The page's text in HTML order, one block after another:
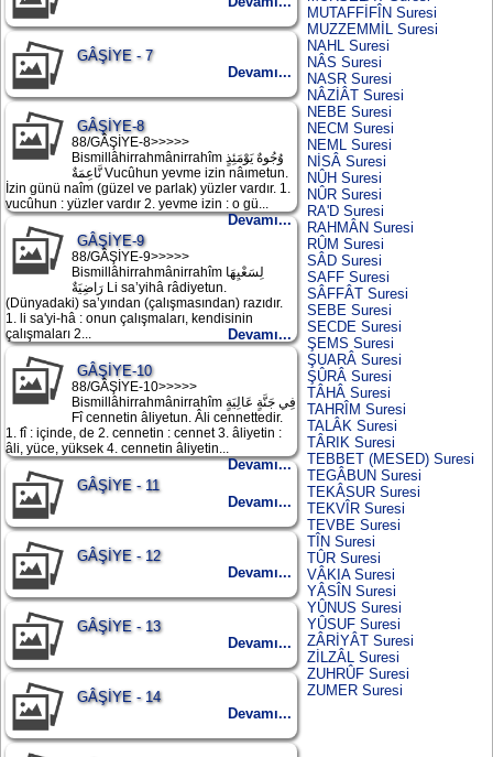
GÂŞİYE - 7
Devamı...
GÂŞİYE-8
88/GÂŞİYE-8>>>>>
Bismillâhirrahmânirrahîm وُجُوهٌ يَوْمَئِذٍ
نَّاعِمَةٌ Vucûhun yevme izin nâımetun.
İzin günü naîm (güzel ve parlak) yüzler vardır. 1.
vucûhun : yüzler vardır 2. yevme izin : o gü...
Devamı...
GÂŞİYE-9
88/GÂŞİYE-9>>>>>
Bismillâhirrahmânirrahîm لِسَعْيِهَا
رَاضِيَةٌ Li sa’yihâ râdiyetun.
(Dünyadaki) sa’yından (çalışmasından) razıdır.
1. li sa'yi-hâ : onun çalışmaları, kendisinin
çalışmaları 2...
Devamı...
GÂŞİYE-10
88/GÂŞİYE-10>>>>>
Bismillâhirrahmânirrahîm فِي جَنَّةٍ عَالِيَةٍ
Fî cennetin âliyetun. Âli cennettedir.
1. fî : içinde, de 2. cennetin : cennet 3. âliyetin :
âli, yüce, yüksek 4. cennetin âliyetin...
Devamı...
GÂŞİYE - 11
Devamı...
GÂŞİYE - 12
Devamı...
GÂŞİYE - 13
Devamı...
GÂŞİYE - 14
Devamı...
MUTAFFİFÎN Suresi
MUZZEMMİL Suresi
NAHL Suresi
NÂS Suresi
NASR Suresi
NÂZİÂT Suresi
NEBE Suresi
NECM Suresi
NEML Suresi
NİSÂ Suresi
NÛH Suresi
NÛR Suresi
RA'D Suresi
RAHMÂN Suresi
RÛM Suresi
SÂD Suresi
SAFF Suresi
SÂFFÂT Suresi
SEBE Suresi
SECDE Suresi
ŞEMS Suresi
ŞUARÂ Suresi
ŞÛRÂ Suresi
TÂHÂ Suresi
TAHRÎM Suresi
TALÂK Suresi
TÂRIK Suresi
TEBBET (MESED) Suresi
TEGÂBUN Suresi
TEKÂSUR Suresi
TEKVÎR Suresi
TEVBE Suresi
TÎN Suresi
TÛR Suresi
VÂKIA Suresi
YÂSÎN Suresi
YÛNUS Suresi
YÛSUF Suresi
ZÂRİYÂT Suresi
ZİLZÂL Suresi
ZUHRÛF Suresi
ZUMER Suresi